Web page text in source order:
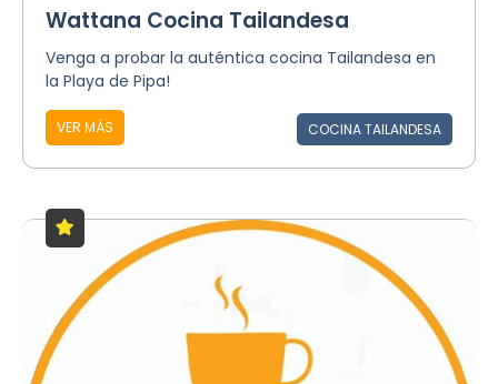
Wattana Cocina Tailandesa
Venga a probar la auténtica cocina Tailandesa en
la Playa de Pipa!
VER MÁS COCINA TAILANDESA